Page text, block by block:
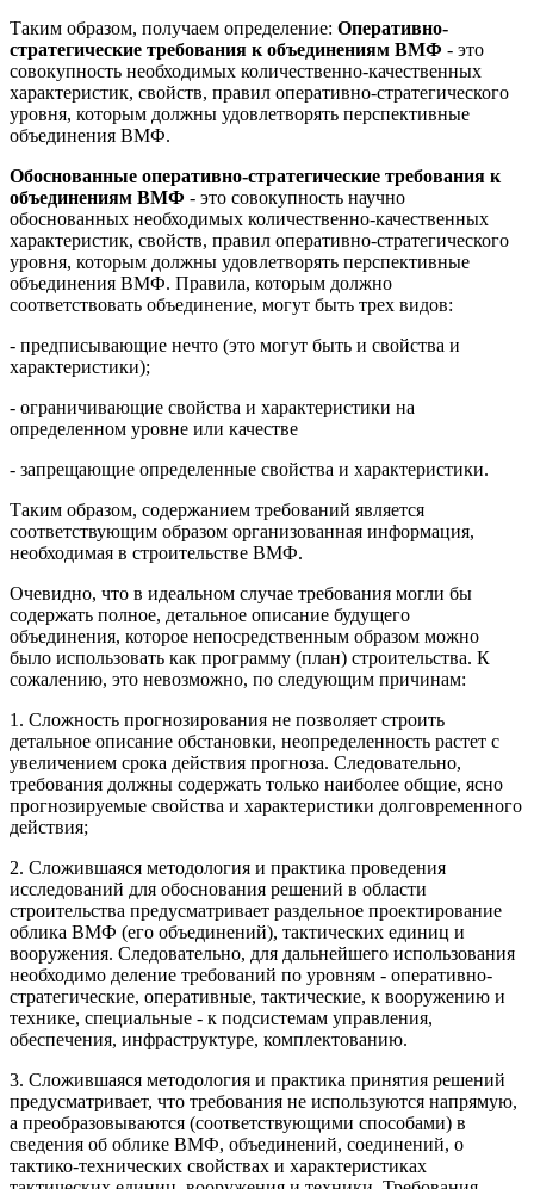
Таким образом, получаем определение: Оперативно-
стратегические требования к объединениям ВМФ - это
совокупность необходимых количественно-качественных
характеристик, свойств, правил оперативно-стратегического
уровня, которым должны удовлетворять перспективные
объединения ВМФ.
Обоснованные оперативно-стратегические требования к
объединениям ВМФ - это совокупность научно
обоснованных необходимых количественно-качественных
характеристик, свойств, правил оперативно-стратегического
уровня, которым должны удовлетворять перспективные
объединения ВМФ. Правила, которым должно
соответствовать объединение, могут быть трех видов:
- предписывающие нечто (это могут быть и свойства и
характеристики);
- ограничивающие свойства и характеристики на
определенном уровне или качестве
- запрещающие определенные свойства и характеристики.
Таким образом, содержанием требований является
соответствующим образом организованная информация,
необходимая в строительстве ВМФ.
Очевидно, что в идеальном случае требования могли бы
содержать полное, детальное описание будущего
объединения, которое непосредственным образом можно
было использовать как программу (план) строительства. К
сожалению, это невозможно, по следующим причинам:
1. Сложность прогнозирования не позволяет строить
детальное описание обстановки, неопределенность растет с
увеличением срока действия прогноза. Следовательно,
требования должны содержать только наиболее общие, ясно
прогнозируемые свойства и характеристики долговременного
действия;
2. Сложившаяся методология и практика проведения
исследований для обоснования решений в области
строительства предусматривает раздельное проектирование
облика ВМФ (его объединений), тактических единиц и
вооружения. Следовательно, для дальнейшего использования
необходимо деление требований по уровням - оперативно-
стратегические, оперативные, тактические, к вооружению и
технике, специальные - к подсистемам управления,
обеспечения, инфраструктуре, комплектованию.
3. Сложившаяся методология и практика принятия решений
предусматривает, что требования не используются напрямую,
а преобразовываются (соответствующими способами) в
сведения об облике ВМФ, объединений, соединений, о
тактико-технических свойствах и характеристиках